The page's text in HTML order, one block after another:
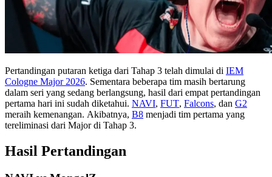
Pertandingan putaran ketiga dari Tahap 3 telah dimulai di IEM
Cologne Major 2026. Sementara beberapa tim masih bertarung
dalam seri yang sedang berlangsung, hasil dari empat pertandingan
pertama hari ini sudah diketahui. NAVI, FUT, Falcons, dan G2
meraih kemenangan. Akibatnya, B8 menjadi tim pertama yang
tereliminasi dari Major di Tahap 3.
Hasil Pertandingan